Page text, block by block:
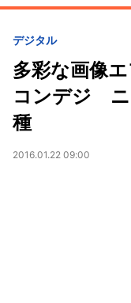
デジタル
多彩な画像
コンデジ ニ
種
2016.01.22 09:00